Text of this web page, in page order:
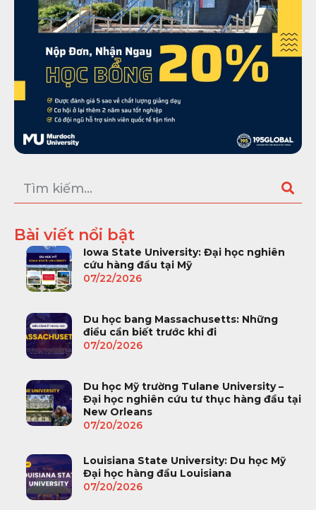
Bài viết nổi bật
Iowa State University: Đại học nghiên
cứu hàng đầu tại Mỹ
07/22/2026
Du học bang Massachusetts: Những
điều cần biết trước khi đi
07/20/2026
Du học Mỹ trường Tulane University –
Đại học nghiên cứu tư thục hàng đầu tại
New Orleans
07/20/2026
Louisiana State University: Du học Mỹ
Đại học hàng đầu Louisiana
07/20/2026